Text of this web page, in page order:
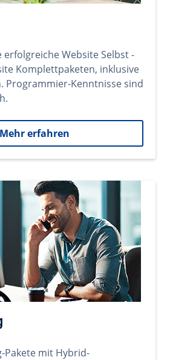
erfolgreiche Website Selbst -
Komplettpaketen, inklusive
Programmier-Kenntnisse sind
Mehr erfahren
Pakete mit Hybrid-